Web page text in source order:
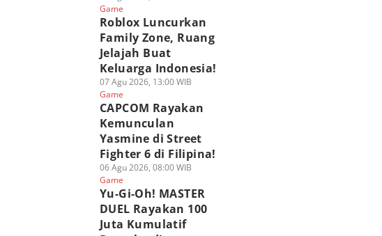
Game
Roblox Luncurkan
Family Zone, Ruang
Jelajah Buat
Keluarga Indonesia!
07 Agu 2026, 13:00 WIB
Game
CAPCOM Rayakan
Kemunculan
Yasmine di Street
Fighter 6 di Filipina!
06 Agu 2026, 08:00 WIB
Game
Yu-Gi-Oh! MASTER
DUEL Rayakan 100
Juta Kumulatif